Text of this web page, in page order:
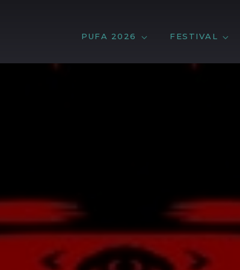
PUFA 2026 FESTIVAL